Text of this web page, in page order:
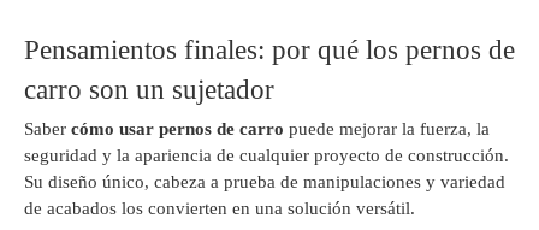
Pensamientos finales: por qué los pernos de
carro son un sujetador
Saber cómo usar pernos de carro puede mejorar la fuerza, la
seguridad y la apariencia de cualquier proyecto de construcción.
Su diseño único, cabeza a prueba de manipulaciones y variedad
de acabados los convierten en una solución versátil.